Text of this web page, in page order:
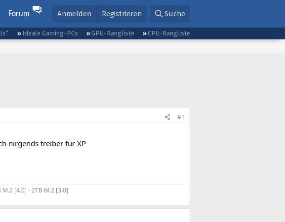
Forum Anmelden Registrieren Suche
Ideale Gaming-PCs GPU-Rangliste
CPU-Rangliste
#1
nirgends treiber für XP
M.2 [4.0] - 2TB M.2 [3.0]